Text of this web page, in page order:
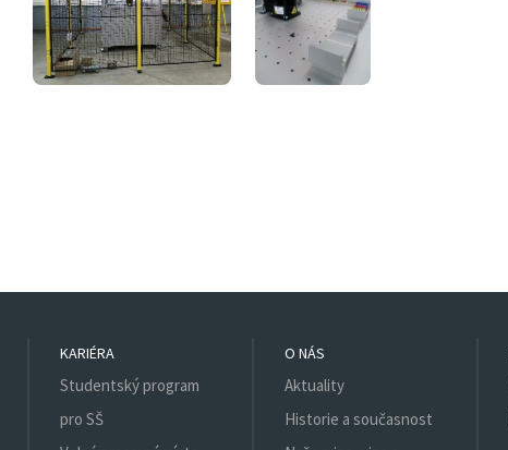
KARIÉRA
Studentský program
pro SŠ
O NÁS
Aktuality
Historie a současnost